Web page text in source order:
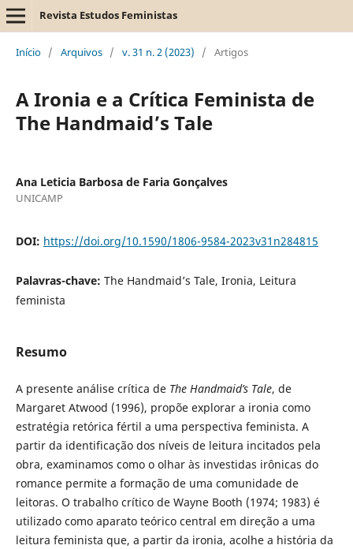
Revista Estudos Feministas
Início / Arquivos / v. 31 n. 2 (2023) / Artigos
A Ironia e a Crítica Feminista de
The Handmaid’s Tale
Ana Leticia Barbosa de Faria Gonçalves
UNICAMP
DOI: https://doi.org/10.1590/1806-9584-2023v31n284815
Palavras-chave: The Handmaid’s Tale, Ironia, Leitura
feminista
Resumo
A presente análise crítica de The Handmaid’s Tale, de
Margaret Atwood (1996), propõe explorar a ironia como
estratégia retórica fértil a uma perspectiva feminista. A
partir da identificação dos níveis de leitura incitados pela
obra, examinamos como o olhar às investidas irônicas do
romance permite a formação de uma comunidade de
leitoras. O trabalho crítico de Wayne Booth (1974; 1983) é
utilizado como aparato teórico central em direção a uma
leitura feminista que, a partir da ironia, acolhe a história da